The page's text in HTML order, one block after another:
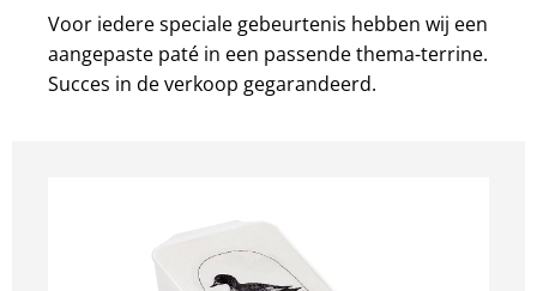
Voor iedere speciale gebeurtenis hebben wij een
aangepaste paté in een passende thema-terrine.
Succes in de verkoop gegarandeerd.